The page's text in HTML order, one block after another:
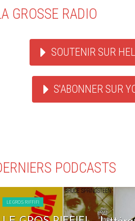
GROSSE RADIO
SOUTENIR SUR
S'ABONNER SUR
PODCASTS
LE GROS RIFFIFI